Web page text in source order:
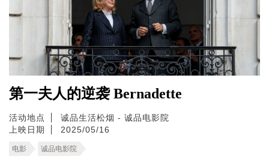
第一夫人的逆袭 Bernadette
活动地点
诚品生活松烟 - 诚品电影院
上映日期
2025/05/16
电影 诚品电影院